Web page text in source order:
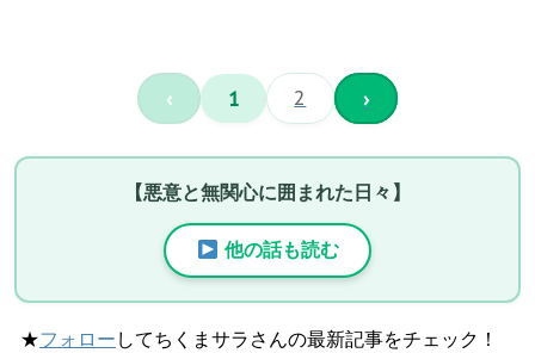
‹ 1 2 ›
【悪意と無関心に囲まれた日々】
他の話も読む
★フォロー してちくまサラさんの最新記事をチェック！